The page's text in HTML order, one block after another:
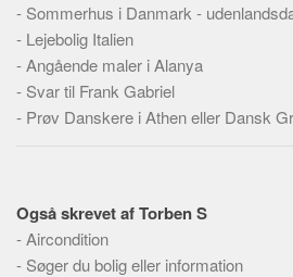
Alle
Aspekter
Køb og salg
Økonomi
Statistik
Praktisk
- Sommerhus i Danmark -
- Lejebolig Italien
-Angående maler i Alanya
- Svar til Frank Gabriel
- Prøv Danskere i Athen eller Dansk
Også skrevet af Torben S
-Aircondition
- Søger du bolig eller information